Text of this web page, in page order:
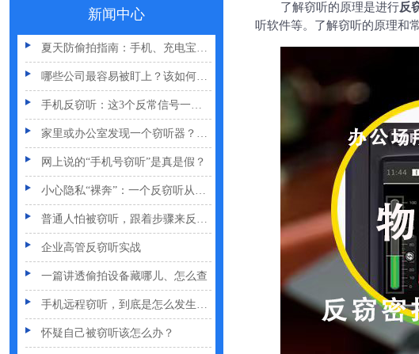
新闻中心
夏天防偷拍指南：手机、充电宝都能改装
哪些公司最容易被盯上？该如何反窃听
手机反窃听：这3个反常信号一定要关注
家里或办公室发现一个窃听器？别大意
网上说的“手机号窃听”是真是假？
小心隐私“裸奔”：一个反窃听从业者的血泪提醒
普通人怕被窃听，跟着步骤来反窃听
企业高管反窃听实战
一篇讲透偷拍设备藏哪儿、怎么查
手机远程窃听，到底是怎么发生的？
怀疑自己被窃听该怎么办？
反窃听中有哪些常见的误区
了解窃听的原理是进行反
听软件等。了解窃听的原理和